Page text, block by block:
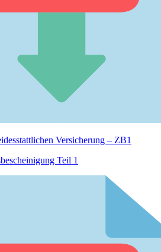
Versicherung – ZB1
Teil 1